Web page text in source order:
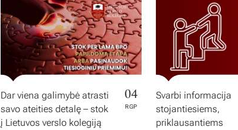
Dar viena galimybė atrasti
savo ateities detalę – stok
į Lietuvos verslo kolegiją
04
RGP
Svarbi informacija
stojantiesiems,
priklausantiems